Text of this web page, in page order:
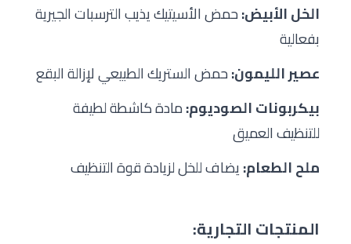
الخل الأبيض:حمض الأسيتيك يذيب الترسبات الجيرية
بفعالية
عصير الليمون:حمض الستريك الطبيعي لإزالة البقع
بيكربونات الصوديوم:مادة كاشطة لطيفة
للتنظيف العميق
ملح الطعام:يضاف للخل لزيادة قوة التنظيف
المنتجات التجارية: